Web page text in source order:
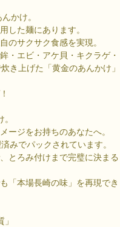
かけ。
した麺にあります。
のサクサク食感を実現。
・エビ・アケ貝・キクラゲ・
き上げた「黄金のあんかけ」
ージをお持ちのあなたへ。
みでパックされています。
とろみ付けまで完璧に決まる
「本場長崎の味」を再現でき